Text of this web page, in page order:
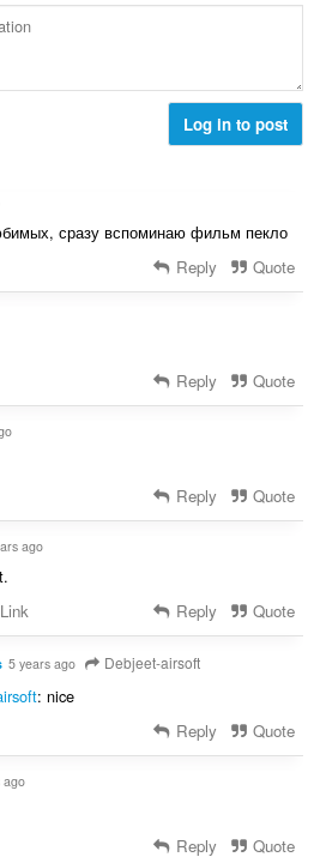
Log in to post
сразу вспоминаю фильм пекло
Reply Quote
Reply Quote
Reply Quote
ago
Link Reply Quote
5 years ago Debjeet-airsoft
: nice
Reply Quote
ago
Reply Quote